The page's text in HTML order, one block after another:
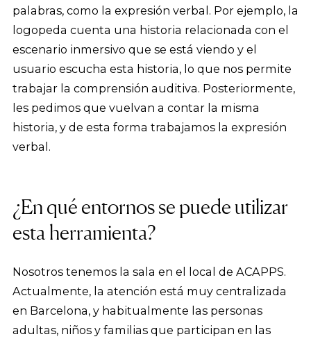
palabras, como la expresión verbal. Por ejemplo, la
logopeda cuenta una historia relacionada con el
escenario inmersivo que se está viendo y el
usuario escucha esta historia, lo que nos permite
trabajar la comprensión auditiva. Posteriormente,
les pedimos que vuelvan a contar la misma
historia, y de esta forma trabajamos la expresión
verbal.
¿En qué entornos se puede utilizar
esta herramienta?
Nosotros tenemos la sala en el local de ACAPPS.
Actualmente, la atención está muy centralizada
en Barcelona, y habitualmente las personas
adultas, niños y familias que participan en las